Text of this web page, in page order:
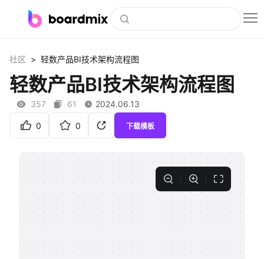
社区资源
下载
客户案例
支持
社区 > 轻数产品BI技术架构流程图
轻数产品BI技术架构流程图
357 61 2024.06.13
0 0 下载模板